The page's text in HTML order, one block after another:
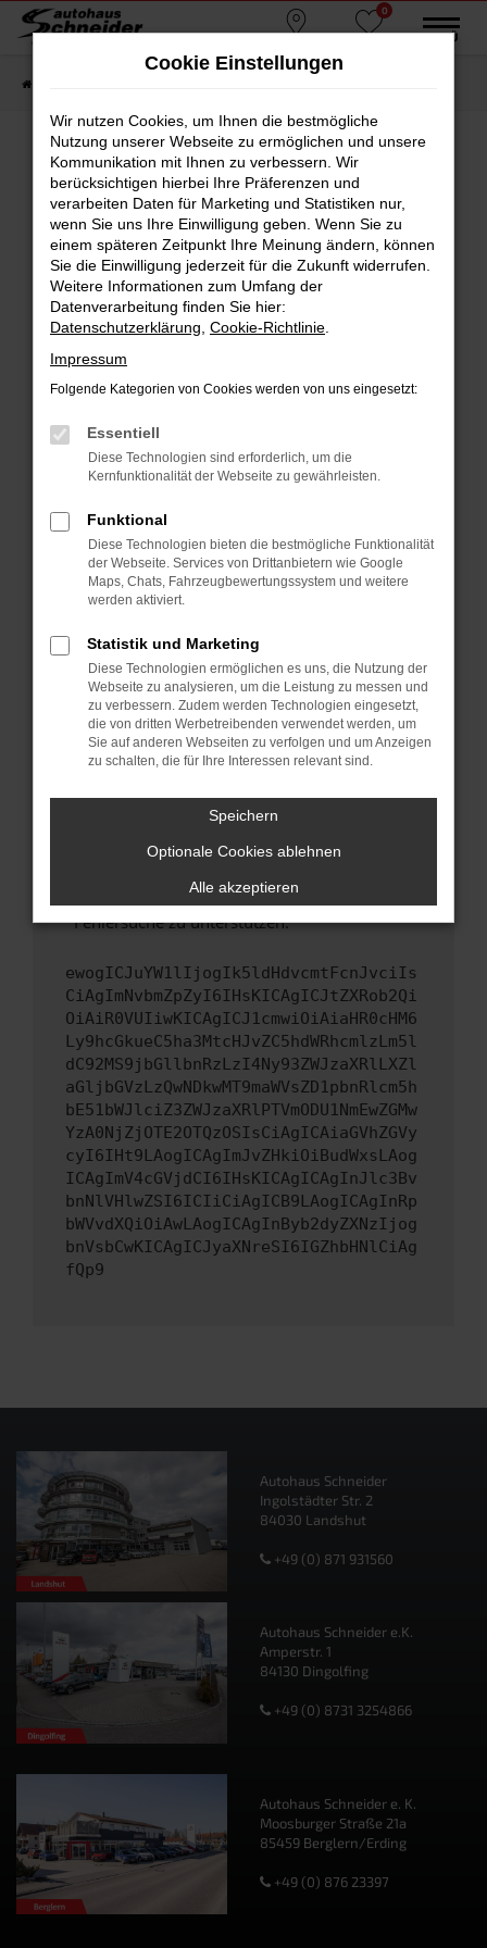
Zum
0
MENÜ
Fehler: Network Error
Beim Laden ist ein Fehler aufgetreten.
Hier sind ein paar Tipps, die dir helfen können:
Überprüfe deine Firewall und deine
Internetverbindung.
Laden andere Webseiten, zum Beispiel deine
Suchmaschine?
Prüfe deine Browsererweiterungen.
können das Laden bestimmter Seiten
verhindern. Funktioniert die Seite in einem
Fenster?
Starte dein Gerät neu.
Das kann manchmal helfen, vorübergehende
Probleme zu beheben.
Betriebssystem auf dem neuesten Stand
sind.
Veraltete Software birgt nicht nur ein
Sicherheitsrisiko, sondern kann auch dazu
führen, dass bestimmte Funktionen nicht mehr
unterstützt werden.
Wende dich an den Webseitenbetreiber.
Wenn du alle oben genannten Schritte versucht
hast, kontaktiere uns bitte. Wir werden
uns diesen Text schicken, um uns bei der
Fehlersuche zu unterstützen:
ewogICJuYW1lIjogIk5ldHdvcmtFcnJvciIs
CiAgImNvbmZpZyI6IHsKICAgICJtZXRob2Qi
OiAiR0VUIiwKICAgICJ1cmwiOiAiaHR0cHM6
Ly9hcGkueC5ha3MtcHJvZC5hdWRhcmlzLm5l
dC92MS9jbGllbnRzLzI4Ny93ZWJzaXRlLXZl
aGljbGVzLzQwNDkwMT9maWVsZD1pbnRlcm5h
bE51bWJlciZ3ZWJzaXRlPTVmODU1NmEwZGMw
YzA0NjZjOTE2OTQzOSIsCiAgICAiaGVhZGVy
cyI6IHt9LAogICAgImJvZHkiOiBudWxsLAog
ICAgImV4cGVjdCI6IHsKICAgICAgInJlc3Bv
bnNlVHlwZSI6ICIiCiAgICB9LAogICAgInRp
bWVvdXQiOiAwLAogICAgInByb2dyZXNzIjog
bnVsbCwKICAgICJyaXNreSI6IGZhbHNlCiAg
fQp9
Autohaus Schneider
Ingolstädter Str. 2
84030 Landshut
+49 (0) 871 931560
Autohaus Schneider e.K.
Amperstr. 1
84130 Dingolfing
+49 (0) 8731 3254866
Autohaus Schneider e. K.
Moosburger Straße 21a
85459 Berglern/Erding
+49 (0) 876 23397
Cookie Einstellungen
Wir nutzen Cookies, um Ihnen die bestmögliche
Nutzung unserer Webseite zu ermöglichen und unsere
Kommunikation mit Ihnen zu verbessern. Wir
berücksichtigen hierbei Ihre Präferenzen und
verarbeiten Daten für Marketing und Statistiken nur,
wenn Sie uns Ihre Einwilligung geben. Wenn Sie zu
einem späteren Zeitpunkt Ihre Meinung ändern, können
Sie die Einwilligung jederzeit für die Zukunft widerrufen.
Weitere Informationen zum Umfang der
Datenverarbeitung finden Sie hier:
Datenschutzerklärung Cookie-Richtlinie
Impressum
Folgende Kategorien von Cookies werden von uns eingesetzt:
Essentiell
Diese Technologien sind erforderlich, um die
Kernfunktionalität der Webseite zu gewährleisten.
Funktional
Diese Technologien bieten die bestmögliche Funktionalität
der Webseite. Services von Drittanbietern wie Google
Maps, Chats, Fahrzeugbewertungssystem und weitere
werden aktiviert.
Statistik und Marketing
Diese Technologien ermöglichen es uns, die Nutzung der
Webseite zu analysieren, um die Leistung zu messen und
zu verbessern. Zudem werden Technologien eingesetzt,
die von dritten Werbetreibenden verwendet werden, um
Sie auf anderen Webseiten zu verfolgen und um Anzeigen
zu schalten, die für Ihre Interessen relevant sind.
Speichern
Optionale Cookies ablehnen
Alle akzeptieren